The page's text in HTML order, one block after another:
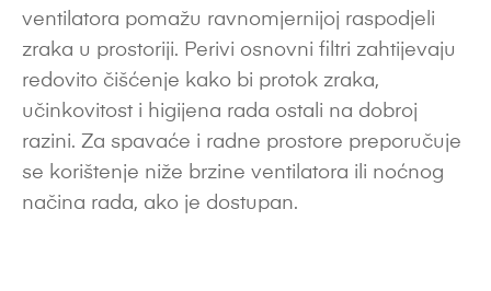
ventilatora pomažu ravnomjernijoj raspodjeli
zraka u prostoriji. Perivi osnovni filtri zahtijevaju
redovito čišćenje kako bi protok zraka,
učinkovitost i higijena rada ostali na dobroj
razini. Za spavaće i radne prostore preporučuje
se korištenje niže brzine ventilatora ili noćnog
načina rada, ako je dostupan.